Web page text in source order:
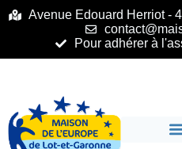
principalAvenue Edouard Herriot -
Pour adhérer à